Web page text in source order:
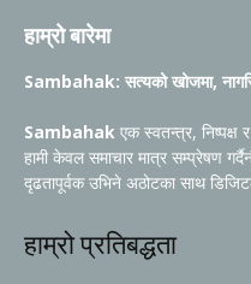
हाम्रो बारेमा
Sambahak: सत्यको खोजमा,
Sambahak एक स्वतन्त्र, निष्पक्ष
हामी केवल समाचार मात्र सम्प्रेषण
दृढतापूर्वक उभिने अठोटका साथ
हाम्रो प्रतिबद्धता